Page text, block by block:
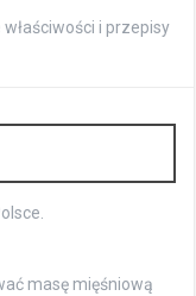
i przepisy
masę mięśniową